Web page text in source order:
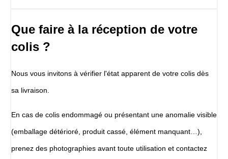
Que faire à la réception de votre
colis ?
Nous vous invitons à vérifier l'état apparent de votre colis dès
sa livraison.
En cas de colis endommagé ou présentant une anomalie visible
(emballage détérioré, produit cassé, élément manquant…),
prenez des photographies avant toute utilisation et contactez